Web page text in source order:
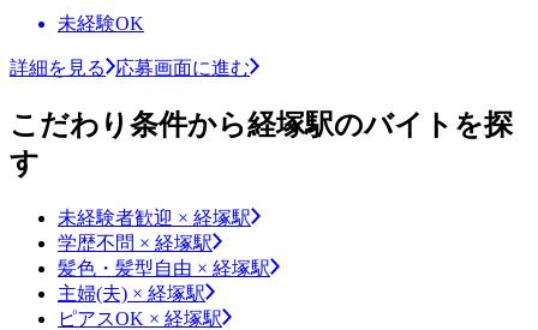
未経験OK
詳細を見る 応募画面に進む
こだわり条件から経塚駅のバイトを探
す
未経験者歓迎 × 経塚駅
学歴不問 × 経塚駅
髪色・髪型自由 × 経塚駅
主婦(夫) × 経塚駅
ピアスOK × 経塚駅